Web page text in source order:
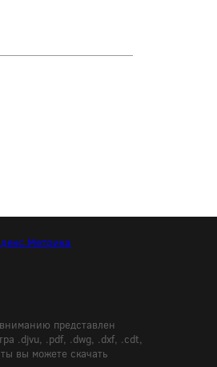
представлен
.djvu, .pdf, .dwg, .dxf, .cdt,
вы можете скачать